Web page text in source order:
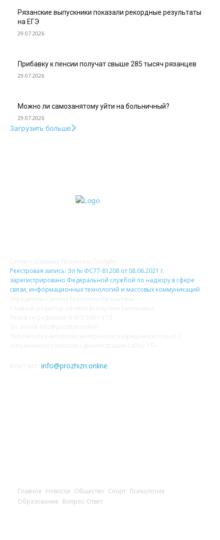
Рязанские выпускники показали рекордные результаты
на ЕГЭ
29.07.2026
Прибавку к пенсии получат свыше 285 тысяч рязанцев
29.07.2026
Можно ли самозанятому уйти на больничный?
29.07.2026
Загрузить больше
Реестровая запись: Эл № ФС77-81208 от 08.06.2021 г.
зарегистрировано Федеральной службой по надзору в сфере
связи, информационных технологий и массовых коммуникаций
info@prozhizn.online
Главное Новости Общество Спорт Психология
Образование Вопрос-Ответ